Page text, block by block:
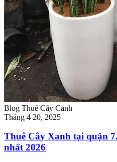
Blog Thuê Cây Cảnh
Tháng 4 20, 2025
Thuê Cây Xanh tại quận
nhất 2026